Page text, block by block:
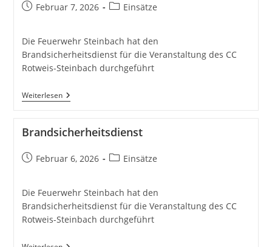
BeitragFebruar 7, 2026
Beitrags-
Einsätze
Die Feuerwehr Steinbach hat den
Brandsicherheitsdienst für die Veranstaltung des CC
Rotweis-Steinbach durchgeführt
WeiterlesenBrandsicherheitsdienst
Brandsicherheitsdienst
BeitragFebruar 6, 2026
Beitrags-
Einsätze
Die Feuerwehr Steinbach hat den
Brandsicherheitsdienst für die Veranstaltung des CC
Rotweis-Steinbach durchgeführt